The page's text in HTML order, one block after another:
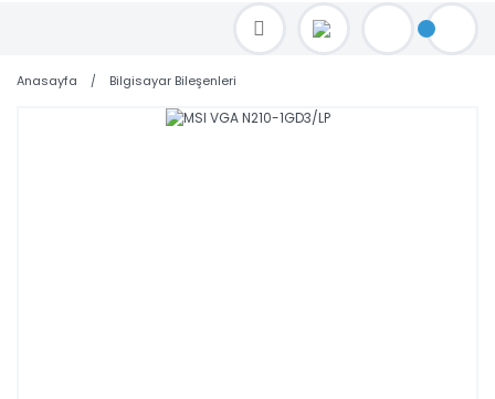
TOPTAN FİYAT ALMAK İÇİN satis@toptanbilgisayar.net MAİL ATINIZ.
SİPARİŞLERİNİZİ AYNI GÜN KARGO İLE GÖNDERİYORUZ!
Anasayfa Bilgisayar Bileşenleri